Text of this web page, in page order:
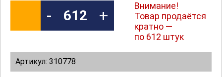
- +
Внимание!
Товар продаётся
кратно —
по 612 штук
Артикул: 310778